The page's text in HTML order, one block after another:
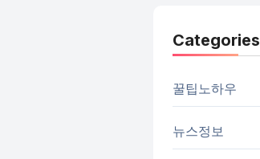
Categories
꿀팁노하우
뉴스정보